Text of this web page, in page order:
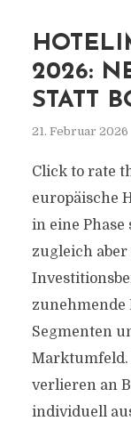
2026:
STATT
21. Februar 2026
Click to rate
europäische
in eine
zugleich aber
Segmenten
Marktumfeld.
verlieren an
individuell